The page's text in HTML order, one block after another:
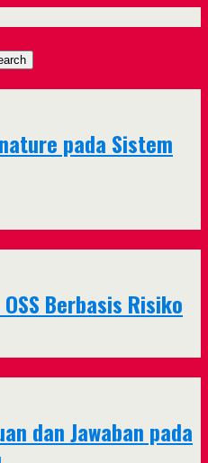
pada Sistem
Berbasis Risiko
dan Jawaban pada